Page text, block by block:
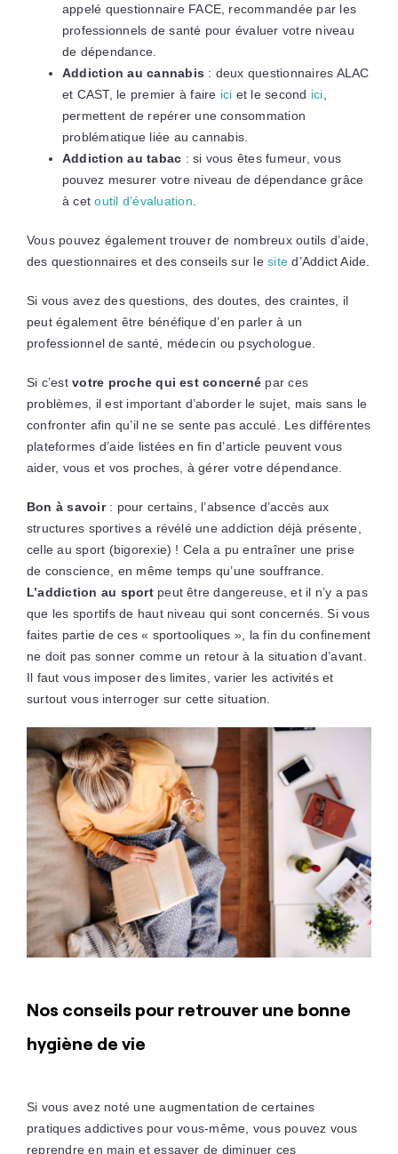
appelé questionnaire FACE, recommandée par les
professionnels de santé pour évaluer votre niveau
de dépendance.
Addiction au cannabis : deux questionnaires ALAC
et CAST, le premier à faire ici et le second ici,
permettent de repérer une consommation
problématique liée au cannabis.
Addiction au tabac : si vous êtes fumeur, vous
pouvez mesurer votre niveau de dépendance grâce
à cetoutil d’évaluation.
Vous pouvez également trouver de nombreux outils d’aide,
des questionnaires et des conseils sur lesite d’Addict Aide.
Si vous avez des questions, des doutes, des craintes, il
peut également être bénéfique d’en parler à un
professionnel de santé, médecin ou psychologue.
Si c’estvotre proche qui est concerné par ces
problèmes, il est important d’aborder le sujet, mais sans le
confronter afin qu’il ne se sente pas acculé. Les différentes
plateformes d’aide listées en fin d’article peuvent vous
aider, vous et vos proches, à gérer votre dépendance.
Bon à savoir: pour certains, l’absence d’accès aux
structures sportives a révélé une addiction déjà présente,
celle au sport (bigorexie) ! Cela a pu entraîner une prise
de conscience, en même temps qu’une souffrance.
L’addiction au sportpeut être dangereuse, et il n’y a pas
que les sportifs de haut niveau qui sont concernés. Si vous
faites partie de ces « sportooliques », la fin du confinement
ne doit pas sonner comme un retour à la situation d’avant.
Il faut vous imposer des limites, varier les activités et
surtout vous interroger sur cette situation.
Nos conseils pour retrouver une bonne
hygiène de vie
Si vous avez noté une augmentation de certaines
pratiques addictives pour vous-même, vous pouvez vous
reprendre en main et essayer de diminuer ces